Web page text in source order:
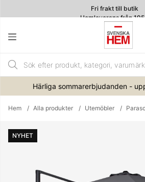
Fri frakt till butik
Hemleverans från
Härliga sommarerbjudanden -
Hem Alla produkter Utemöbler
NYHET
Produktbilder